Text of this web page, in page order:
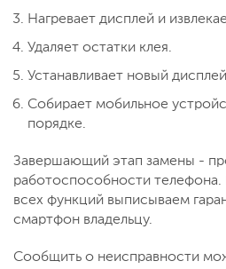
Нагревает дисплей и
Удаляет остатки клея.
Устанавливает новый
Собирает мобильное
порядке.
Завершающий этап замены -
работоспособности
всех функций выписываем
смартфон владельцу.
Сообщить о неисправности